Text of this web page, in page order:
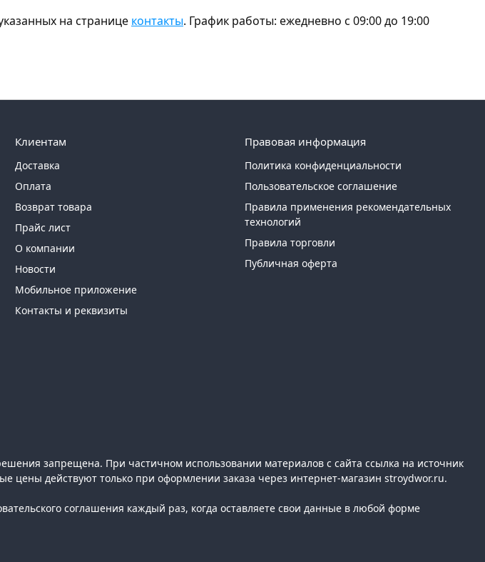
на странице контакты. График работы: ежедневно с 09:00 до 19:00
Клиентам
Доставка
Оплата
Возврат товара
Прайс лист
О компании
Новости
Мобильное приложение
Контакты и реквизиты
Правовая информация
Политика конфиденциальности
Пользовательское соглашение
Правила применения рекомендательных
технологий
Правила торговли
Публичная оферта
запрещена. При частичном использовании материалов с сайта ссылка на источник
цены действуют только при оформлении заказа через интернет-магазин stroydwor.ru.
соглашения каждый раз, когда оставляете свои данные в любой форме